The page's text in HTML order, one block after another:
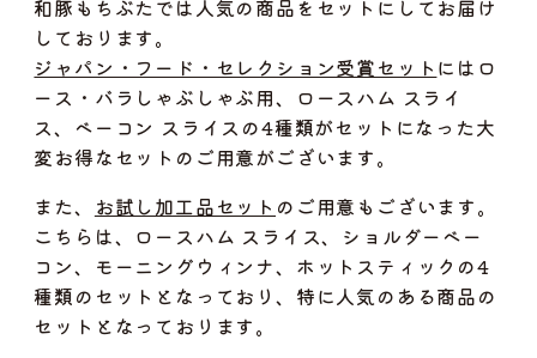
和豚もちぶたでは人気の商品をセットにしてお届け
しております。
ジャパン・フード・セレクション受賞セット にはロ
ース・バラしゃぶしゃぶ用、ロースハム スライ
ス、ベーコン スライスの4種類がセットになった大
変お得なセットのご用意がございます。
また、 お試し加工品セット のご用意もございます。
こちらは、ロースハム スライス、ショルダーベー
コン、モーニングウィンナ、ホットスティックの4
種類のセットとなっており、特に人気のある商品の
セットとなっております。